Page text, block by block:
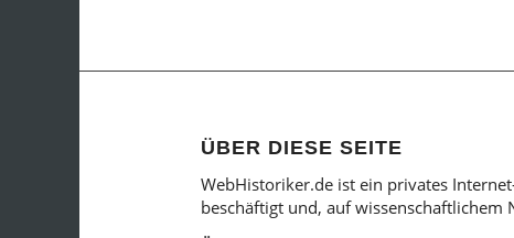
ÜBER DIESE SEITE
WebHistoriker.de ist ein privates
beschäftigt und, auf wissenschaftlichem